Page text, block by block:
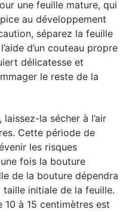
une feuille mature, qui
au développement
séparez la feuille
d’un couteau propre
délicatesse et
le reste de la
la sécher à l’air
Cette période de
les risques
fois la bouture
de la bouture dépendra
initiale de la feuille.
10 à 15 centimètres est